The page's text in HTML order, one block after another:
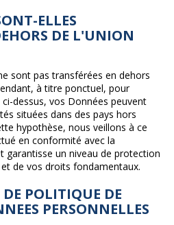
ELLES
DE L'UNION
sont pas transférées en dehors
à titre ponctuel, pour
dessus, vos Données peuvent
situées dans des pays hors
hypothèse, nous veillons à ce
en conformité avec la
garantisse un niveau de protection
de vos droits fondamentaux.
POLITIQUE DE
PERSONNELLES